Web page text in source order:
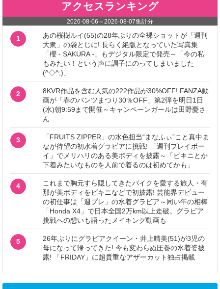
アクセスランキング
2026-08-06 ～2026-08-07集計分
1
あの桜樹ルイ(55)の28年ぶりの全裸ショットが「週刊
大衆」の袋とじに! 長らく絶版となっていた写真集
「櫻 - SAKURA -」もデジタル限定で発売～「今の私
もみたい！という声に調子にのってしまいました
(^◇^;)」
2
8KVR作品を含む人気の222作品が30%OFF! FANZA動
画が「春のパンツまつり30％OFF」第2弾を明日1日
(水)朝9:59まで開催～キャンペーンガールは田野憂さ
ん
3
「FRUITS ZIPPER」の水色担当“まなふぃ”こと真中ま
なが待望の初水着グラビアに挑戦! 「週刊プレイボー
イ」でメリハリのある美ボディを披露～「ビキニとか
下着みたいなものを人前で着るのは初めてかも」
4
これまで胸元すら隠してきたバイクを愛する旅人・有
那が美ボディをビキニなどで初披露! 芸能界デビュー
の初仕事は「週プレ」の水着グラビア～同い年の相棒
「Honda X4」で日本全国2万km以上走破。グラビア
挑戦への想いも語ったメイキング動画も
5
26年ぶりにグラビアクイーン・井上晴美(51)が3児の
母になって帰ってきた! 今も変わらぬ圧巻の水着姿披
露! 「FRIDAY」に超貴重なアザーカット独占掲載